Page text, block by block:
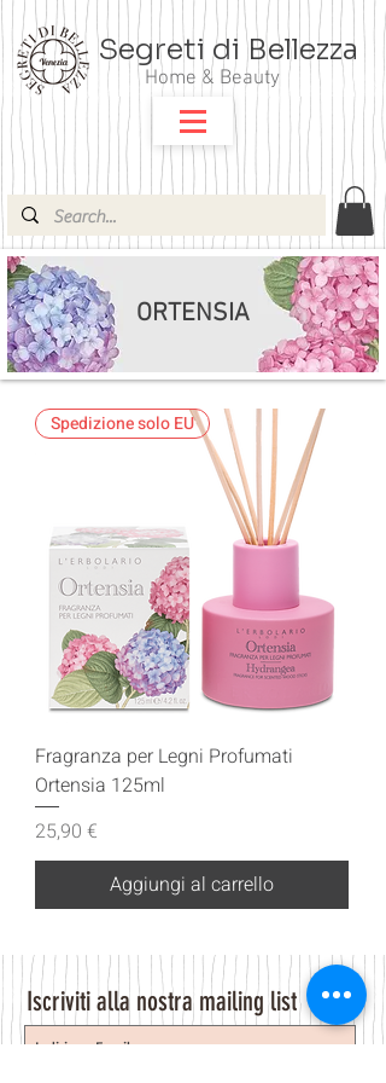
Segreti di Bellezza
Home & Beauty
ORTENSIA
Spedizione solo EU
Fragranza per Legni Profumati
Ortensia 125ml
Prezzo
25,90 €
Aggiungi al carrello
Iscriviti alla nostra mailing list